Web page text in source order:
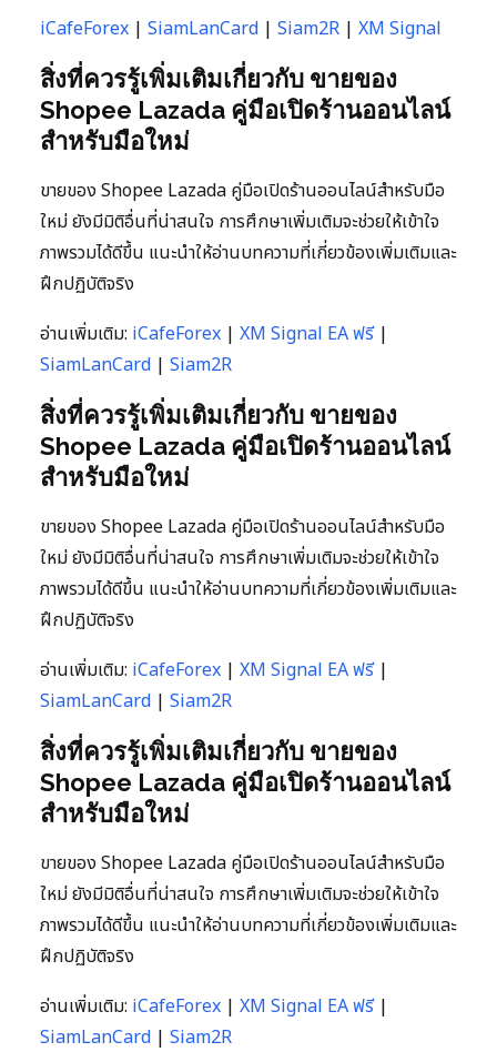
iCafeForex | SiamLanCard | Siam2R | XM Signal
สิ่งที่ควรรู้เพิ่มเติมเกี่ยวกับ ขายของ
Shopee Lazada คู่มือเปิดร้านออนไลน์
สำหรับมือใหม่
ขายของ Shopee Lazada คู่มือเปิดร้านออนไลน์สำหรับมือ
ใหม่ ยังมีมิติอื่นที่น่าสนใจ การศึกษาเพิ่มเติมจะช่วยให้เข้าใจ
ภาพรวมได้ดีขึ้น แนะนำให้อ่านบทความที่เกี่ยวข้องเพิ่มเติมและ
ฝึกปฏิบัติจริง
อ่านเพิ่มเติม: iCafeForex | XM Signal EA ฟรี|
SiamLanCard | Siam2R
สิ่งที่ควรรู้เพิ่มเติมเกี่ยวกับ ขายของ
Shopee Lazada คู่มือเปิดร้านออนไลน์
สำหรับมือใหม่
ขายของ Shopee Lazada คู่มือเปิดร้านออนไลน์สำหรับมือ
ใหม่ ยังมีมิติอื่นที่น่าสนใจ การศึกษาเพิ่มเติมจะช่วยให้เข้าใจ
ภาพรวมได้ดีขึ้น แนะนำให้อ่านบทความที่เกี่ยวข้องเพิ่มเติมและ
ฝึกปฏิบัติจริง
อ่านเพิ่มเติม: iCafeForex | XM Signal EA ฟรี|
SiamLanCard | Siam2R
สิ่งที่ควรรู้เพิ่มเติมเกี่ยวกับ ขายของ
Shopee Lazada คู่มือเปิดร้านออนไลน์
สำหรับมือใหม่
ขายของ Shopee Lazada คู่มือเปิดร้านออนไลน์สำหรับมือ
ใหม่ ยังมีมิติอื่นที่น่าสนใจ การศึกษาเพิ่มเติมจะช่วยให้เข้าใจ
ภาพรวมได้ดีขึ้น แนะนำให้อ่านบทความที่เกี่ยวข้องเพิ่มเติมและ
ฝึกปฏิบัติจริง
อ่านเพิ่มเติม: iCafeForex | XM Signal EA ฟรี|
SiamLanCard | Siam2R